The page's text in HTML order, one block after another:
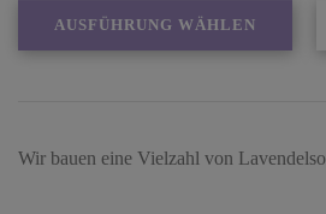
AUSFÜHRUNG WÄHLEN
Wir bauen eine Vielzahl von